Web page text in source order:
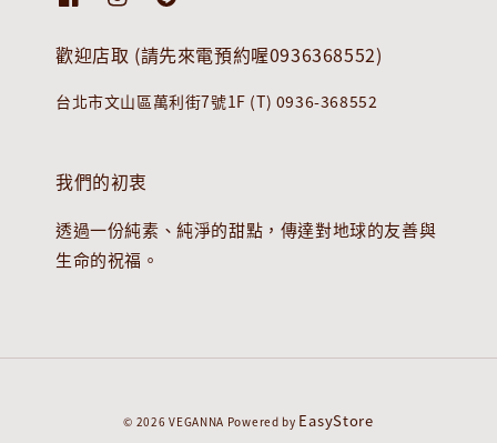
歡迎店取 (請先來電預約喔0936368552)
台北市文山區萬利街7號1F (T) 0936-368552
我們的初衷
透過一份純素、純淨的甜點，傳達對地球的友善與
生命的祝福。
© 2026 VEGANNA Powered by EasyStore